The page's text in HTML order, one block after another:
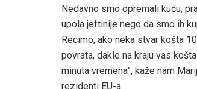
Nedavno smo opremali kuću,
upola jeftinije nego da smo ih
Recimo, ako neka stvar košta
povrata, dakle na kraju vas
minuta vremena”, kaže nam
rezidenti EU-a.